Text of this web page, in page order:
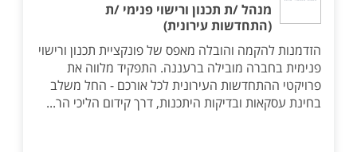
מנהל /ת תכנון ורישוי פנימי /ת
(התחדשות עירונית)
הזדמנות להקמה והובלה מאפס של פונקציית תכנון ורישוי
פנימית בחברה מובילה ברעננה. התפקיד מלווה את
פרויקטי ההתחדשות העירונית לכל אורכם - החל משלב
בחינת עסקאות ובדיקות היתכנות, דרך קידום הליכי הר...